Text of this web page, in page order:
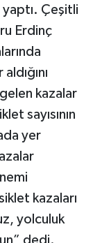
yaptı. Çeşitli
Erdinç
kazalar
sayısının
yer
kazaları
yolculuk